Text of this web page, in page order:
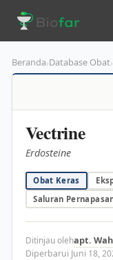
isi
Beranda›Database Obat›
Vectrine
Erdosteine
Obat Keras
Saluran
Ditinjau olehapt.
Diperbarui Juni 18,